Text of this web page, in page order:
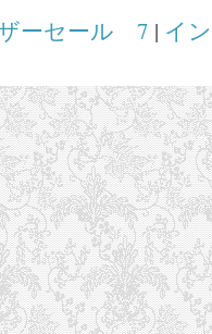
ーセール 7 | イ